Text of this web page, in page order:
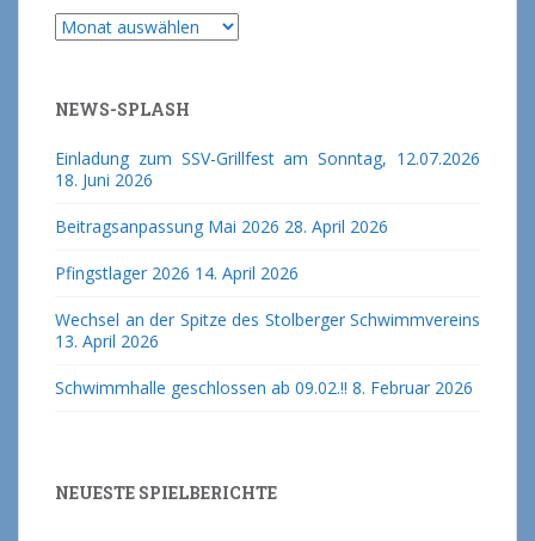
Archiv
NEWS-SPLASH
Einladung zum SSV-Grillfest am Sonntag, 12.07.2026
18. Juni 2026
Beitragsanpassung Mai 2026 28. April 2026
Pfingstlager 2026 14. April 2026
Wechsel an der Spitze des Stolberger Schwimmvereins
13. April 2026
Schwimmhalle geschlossen ab 09.02.!! 8. Februar 2026
NEUESTE SPIELBERICHTE